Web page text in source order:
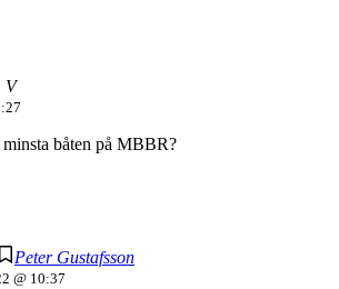
V
båten på MBBR?
Peter Gustafsson
@ 10:37